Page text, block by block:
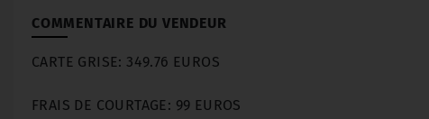
COMMENTAIRE DU VENDEUR
CARTE GRISE: 349.76 EUROS
FRAIS DE COURTAGE: 99 EUROS